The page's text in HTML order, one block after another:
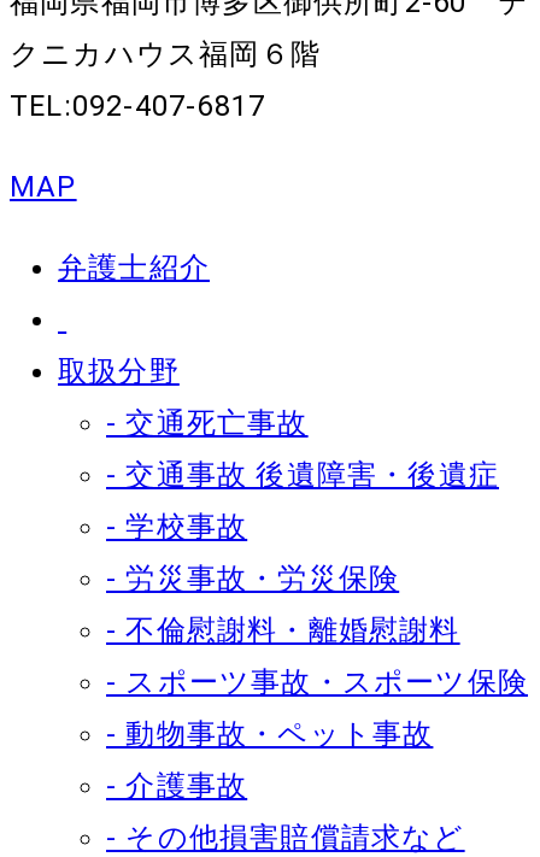
クニカハウス福岡６階
TEL:092-407-6817
MAP
弁護士紹介
取扱分野
- 交通死亡事故
- 交通事故 後遺障害・後遺症
- 学校事故
- 労災事故・労災保険
- 不倫慰謝料・離婚慰謝料
- スポーツ事故・スポーツ保険
- 動物事故・ペット事故
- 介護事故
- その他損害賠償請求など